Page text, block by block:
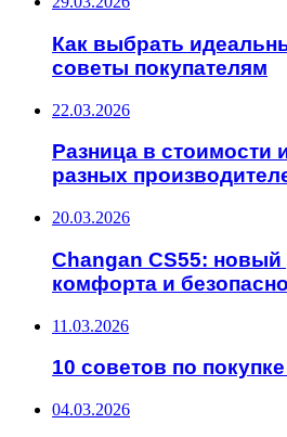
Как выбрать
советы покупателям
22.03.2026
Разница в стоимости
разных
20.03.2026
Changan CS55: новый
комфорта и
11.03.2026
10 советов по
04.03.2026